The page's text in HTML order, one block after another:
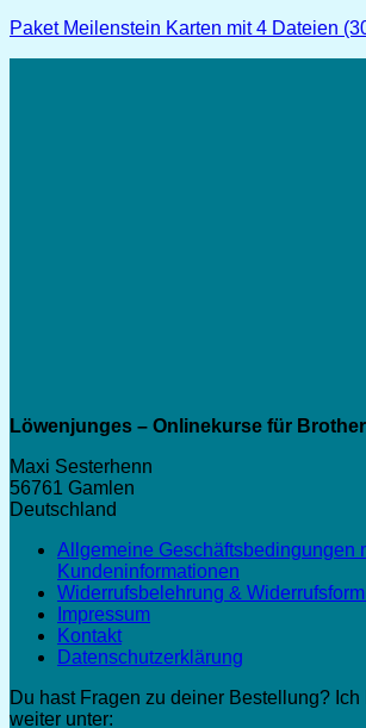
Paket Meilenstein Karten mit 4 Dateien
Löwenjunges – Onlinekurse für
Maxi Sesterhenn
56761 Gamlen
Deutschland
Allgemeine Geschäftsbedingungen
Kundeninformationen
Widerrufsbelehrung &
Impressum
Kontakt
Datenschutzerklärung
Du hast Fragen zu deiner Bestellung?
weiter unter: